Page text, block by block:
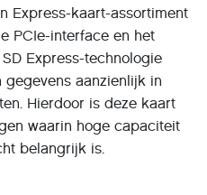
Express-kaart-assortiment
PCIe-interface en het
Express-technologie
aanzienlijk in
Hierdoor is deze kaart
waarin hoge capaciteit
belangrijk is.